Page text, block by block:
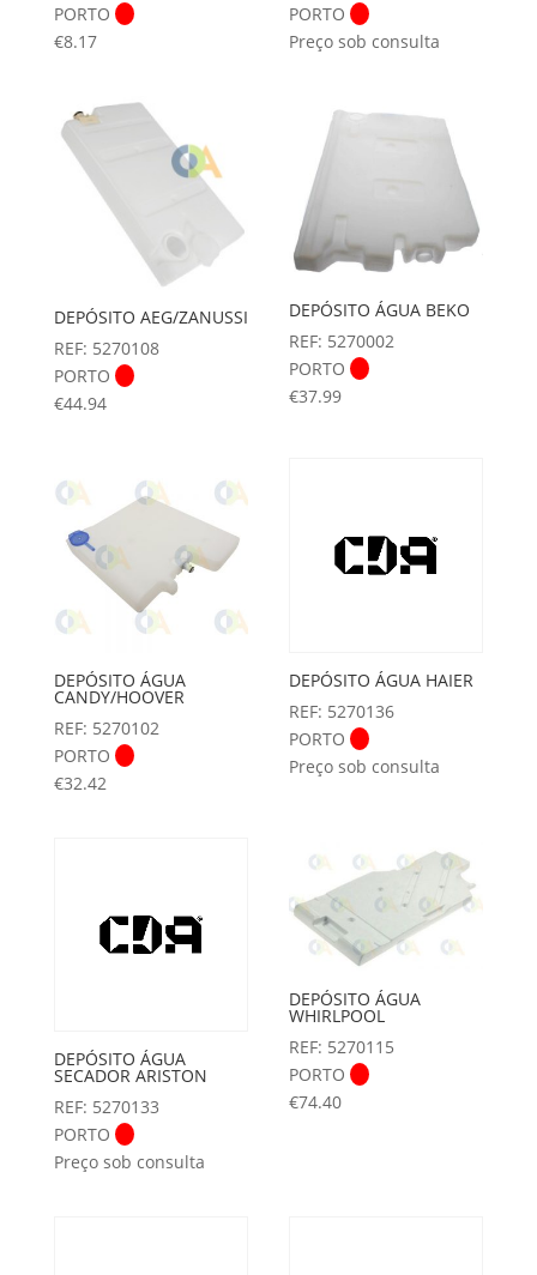
PORTO
€8.17
PORTO
Preço sob consulta
DEPÓSITO AEG/ZANUSSI
REF: 5270108
PORTO
€44.94
DEPÓSITO ÁGUA BEKO
REF: 5270002
PORTO
€37.99
DEPÓSITO ÁGUA
CANDY/HOOVER
REF: 5270102
PORTO
€32.42
DEPÓSITO ÁGUA HAIER
REF: 5270136
PORTO
Preço sob consulta
DEPÓSITO ÁGUA
SECADOR ARISTON
REF: 5270133
PORTO
Preço sob consulta
DEPÓSITO ÁGUA
WHIRLPOOL
REF: 5270115
PORTO
€74.40